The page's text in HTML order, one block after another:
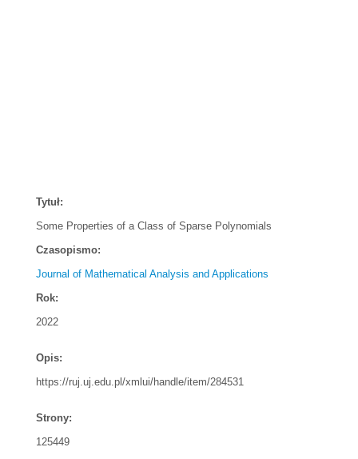
Tytuł:
Some Properties of a Class of Sparse Polynomials
Czasopismo:
Journal of Mathematical Analysis and Applications
Rok:
2022
Opis:
https://ruj.uj.edu.pl/xmlui/handle/item/284531
Strony:
125449